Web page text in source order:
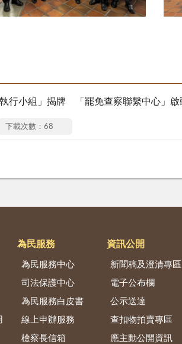
行小組」揭牌 「罷免查察聯繫中心」
下載次數：68
為民服務
為民服務中心
司法保護中心
為民服務白皮書
線上申辦服務
檢察長信箱
資訊公開
新聞稿及澄清專區
電子公布欄
公示送達
查扣物拍賣專區
應主動公開資訊